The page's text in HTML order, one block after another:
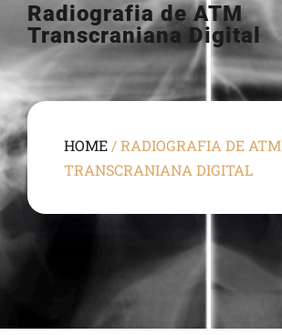
Radiografia de ATM
Transcraniana Digital
HOME /RADIOGRAFIA DE ATM
TRANSCRANIANA DIGITAL